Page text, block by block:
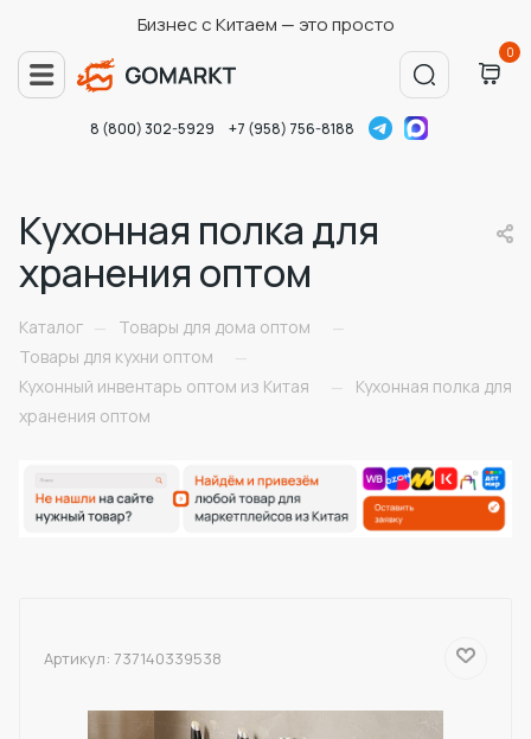
Бизнес с Китаем — это просто
0
8 (800) 302-5929 +7 (958) 756-8188
Кухонная полка для
хранения оптом
Каталог — Товары для дома оптом
—
Товары для кухни оптом
—
Кухонный инвентарь оптом из Китая
—
Кухонная полка для
хранения оптом
Артикул: 737140339538